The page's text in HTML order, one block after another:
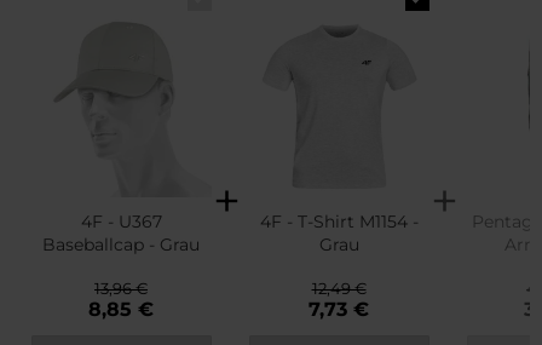
4F - U367
Baseballcap - Grau
8,85 €
13,96 €
4F - T-Shirt M1154 -
Grau
7,73 €
12,49 €